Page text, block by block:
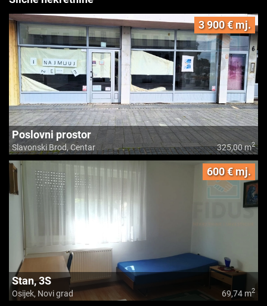
3 900 € mj.
Poslovni prostor
Slavonski Brod, Centar 325,00 m2
600 € mj.
Stan, 3S
Osijek, Novi grad 69,74 m2